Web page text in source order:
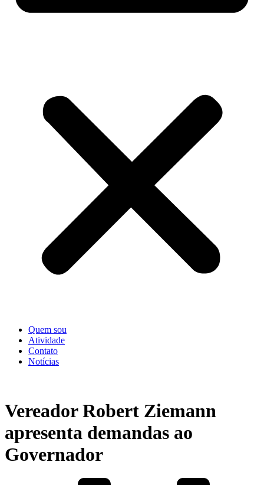
Quem sou
Atividade
Contato
Notícias
Vereador Robert Ziemann
apresenta demandas ao
Governador